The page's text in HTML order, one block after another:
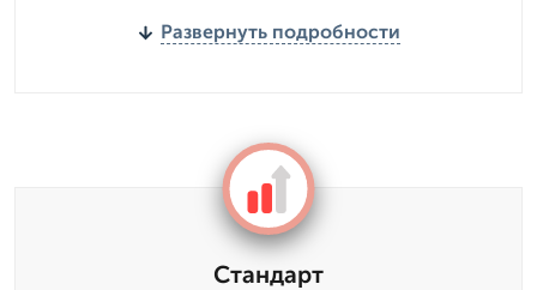
Развернуть подробности
Стандарт